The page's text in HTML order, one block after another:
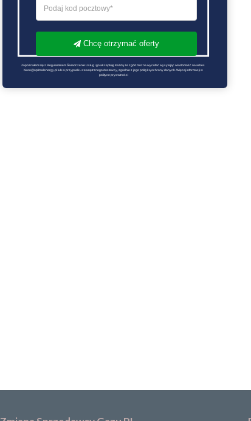
Chcę otrzymać oferty
Zapoznałem się z Regulaminem Świadczenie Usług i go akceptuję Każdą ze zgód można wycofać wysyłając wiadomość na adres
biuro@optimalenergy.pl lub w przypadku zewnętrznego dostawcy, zgodnie z jego polityką ochrony danych. Więcej informacji w
polityce prywatności